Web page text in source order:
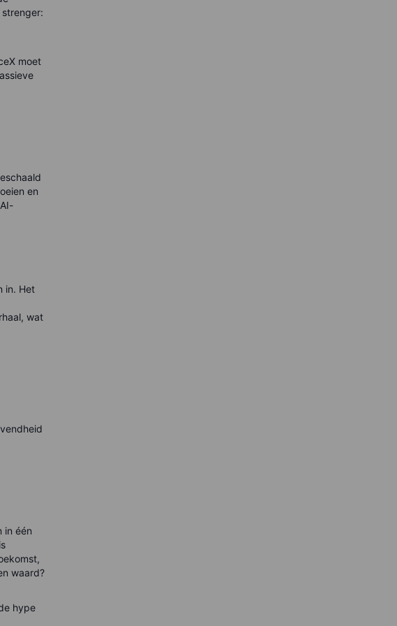
moet
en
in. Het
wat
in één
waard?
hype